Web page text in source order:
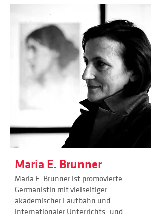
Maria E. Brunner
Maria E. Brunner ist promovierte
Germanistin mit vielseitiger
akademischer Laufbahn und
internationaler Unterrichts- und